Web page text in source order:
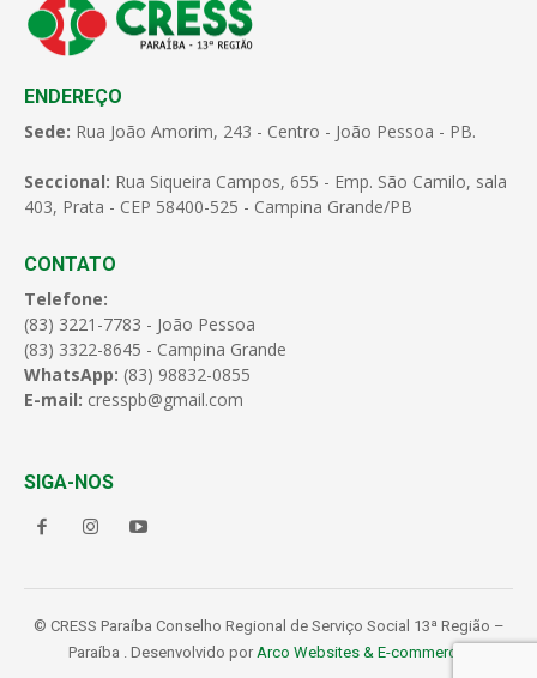
ENDEREÇO
Sede: Rua João Amorim, 243 - Centro - João Pessoa - PB.
Seccional: Rua Siqueira Campos, 655 - Emp. São Camilo, sala
403, Prata - CEP 58400-525 - Campina Grande/PB
CONTATO
Telefone:
(83) 3221-7783 - João Pessoa
(83) 3322-8645 - Campina Grande
WhatsApp: (83) 98832-0855
E-mail: cresspb@gmail.com
SIGA-NOS
© CRESS Paraíba Conselho Regional de Serviço Social 13ª Região –
Paraíba . Desenvolvido por Arco Websites & E-commerce